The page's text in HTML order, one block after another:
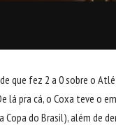
que fez 2 a 0 sobre o
lá pra cá, o Coxa teve o
Copa do Brasil), além de